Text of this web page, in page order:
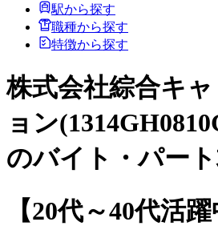
駅から探す
職種から探す
特徴から探す
株式会社綜合キ
ョン
のバイト・パー
【20代～40代活